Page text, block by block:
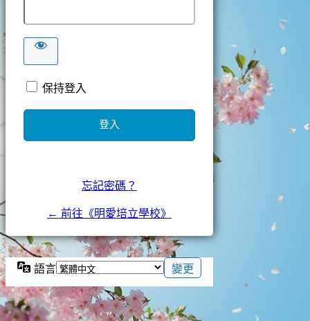
保持登入
忘記密碼？
← 前往《明愛培立學校》
語言